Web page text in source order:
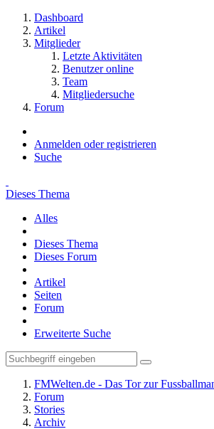
Dashboard
Artikel
Mitglieder
Letzte Aktivitäten
Benutzer online
Team
Mitgliedersuche
Forum
Anmelden oder registrieren
Suche
Dieses Thema
Alles
Dieses Thema
Dieses Forum
Artikel
Seiten
Forum
Erweiterte Suche
FMWelten.de - Das Tor zur
Forum
Stories
Archiv